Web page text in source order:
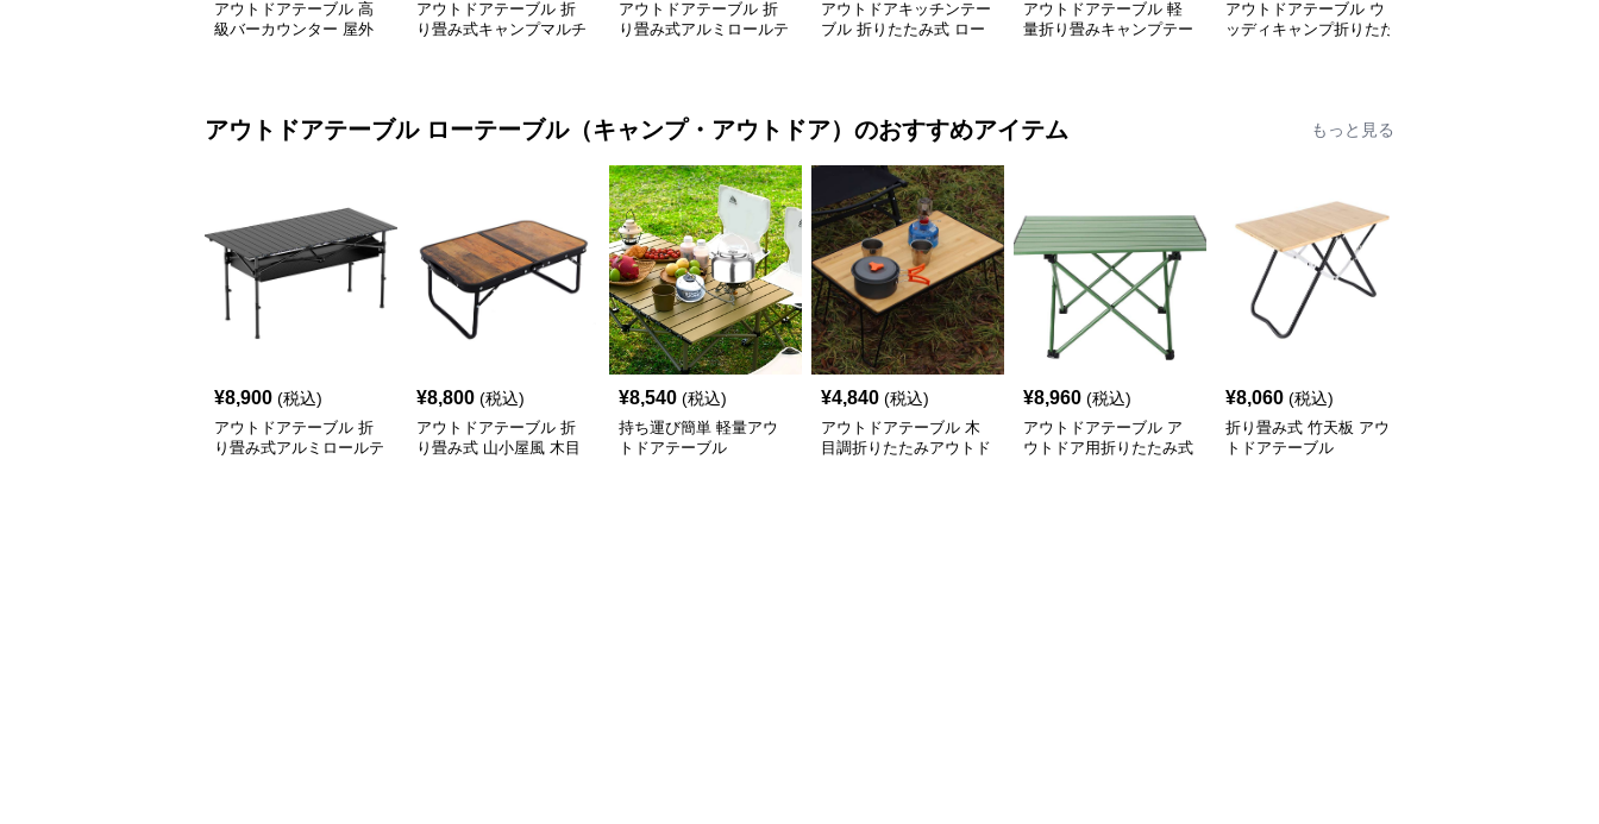
アウトドアテーブル 高
級バーカウンター 屋外
アウトドアテーブル 折
り畳み式キャンプマルチ
アウトドアテーブル 折
り畳み式アルミロールテ
アウトドアキッチンテー
ブル 折りたたみ式 ロー
アウトドアテーブル 軽
量折り畳みキャンプテー
アウトドアテーブル ウ
ッディキャンプ折りたた
アウトドアテーブル ローテーブル（キャンプ・アウトドア） のおすすめアイテム もっと見る
¥8,900 (税込)
アウトドアテーブル 折
り畳み式アルミロールテ
¥8,800 (税込)
アウトドアテーブル 折
り畳み式 山小屋風 木目
¥8,540 (税込)
持ち運び簡単 軽量アウ
トドアテーブル
¥4,840 (税込)
アウトドアテーブル 木
目調折りたたみアウトド
¥8,960 (税込)
アウトドアテーブル ア
ウトドア用折りたたみ式
¥8,060 (税込)
折り畳み式 竹天板 アウ
トドアテーブル